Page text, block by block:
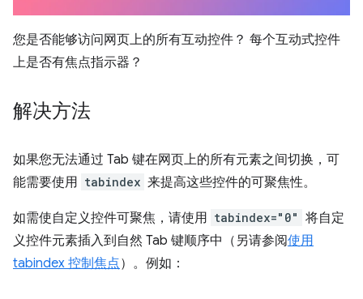
您是否能够访问网页上的所有互动控件？ 每个互动式控件
上是否有焦点指示器？
解决方法
如果您无法通过 Tab 键在网页上的所有元素之间切换，可
能需要使用 tabindex 来提高这些控件的可聚焦性。
如需使自定义控件可聚焦，请使用 tabindex="0" 将自定
义控件元素插入到自然 Tab 键顺序中（另请参阅使用
tabindex 控制焦点）。例如：